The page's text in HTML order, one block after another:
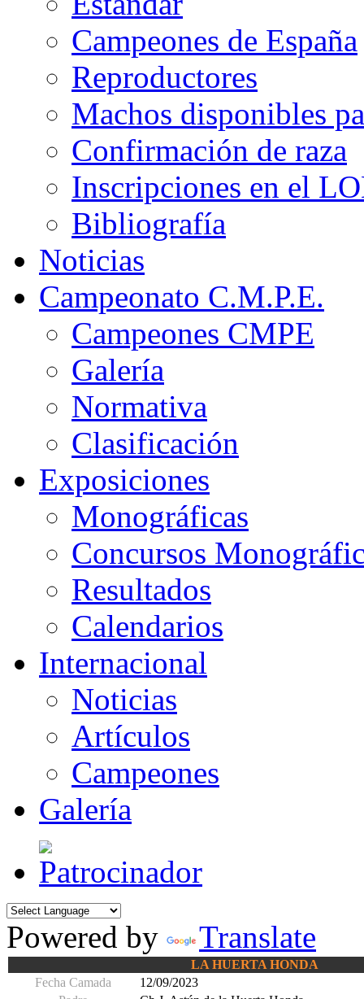
Campeones de España
Reproductores
Machos disponibles
Confirmación de raza
Inscripciones en el
Bibliografía
Noticias
Campeonato C.M.P.E.
Campeones CMPE
Galería
Normativa
Clasificación
Exposiciones
Monográficas
Concursos
Resultados
Calendarios
Internacional
Noticias
Artículos
Campeones
Galería
Powered by Translate
LA HUERTA HONDA
Fecha Camada
12/09/2023